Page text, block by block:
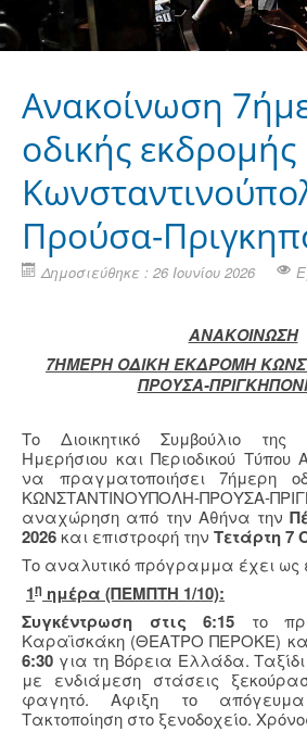
Ανακοίνωση
οδικής εκδρομής
Προύσα-
Δημοσιεύθηκε : 26 Ιουνίου 2026
ΑΝΑΚΟΙΝΩΣΗ
7ΉΜΕΡΗ ΟΔΙΚΗ ΕΚΔΡΟΜΗ
ΠΡΟΥΣΑ-
Το Διοικητικό Συμβούλιο
Ημερήσιου και Περιοδικού
να πραγματοποιήσει 7ήμερη
ΚΩΝΣΤΑΝΤΙΝΟΥΠΟΛΗ-ΠΡΟΥΣΑ-
αναχώρηση από την Αθήνα την
2026και επιστροφή την Τετάρτη 7
Το αναλυτικό πρόγραμμα έχει ως
1η ημέρα (ΠΕΜΠΤΗ 1/10):
Συγκέντρωση στις 6:15 το
Καραϊσκάκη (ΘΕΑΤΡΟ ΠΕΡΟΚΕ)
6:30 για τη Βόρεια Ελλάδα.
με ενδιάμεση στάσεις
φαγητό. Αφιξη το
Τακτοποίηση στο ξενοδοχείο.